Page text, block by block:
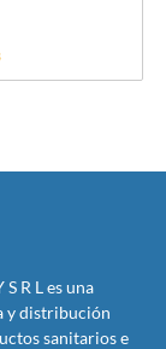
R L es una
y distribución
sanitarios e